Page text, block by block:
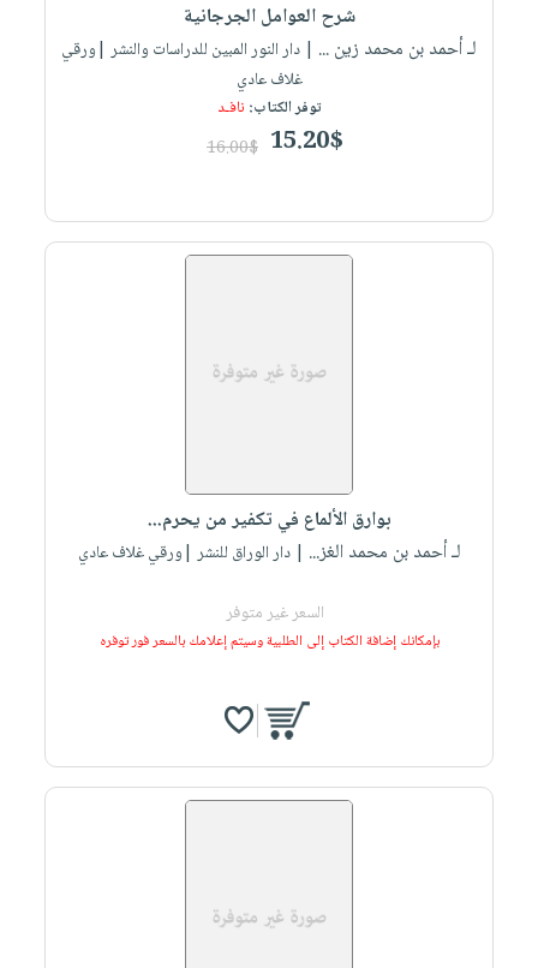
شرح العوامل الجرجانية
لـ أحمد بن محمد زين ... | دار النور المبين للدراسات والنشر |ورقي
غلاف عادي
توفر الكتاب: نافـد
15.20$
16.00$
بوارق الألماع في تكفير من يحرم...
لـ أحمد بن محمد الغز... | دار الوراق للنشر |ورقي غلاف عادي
السعر غير متوفر
بإمكانك إضافة الكتاب إلى الطلبية وسيتم إعلامك بالسعر فور توفره